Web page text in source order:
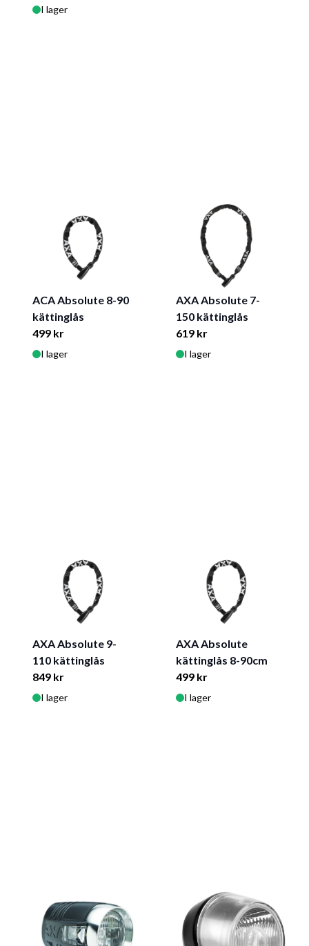
I lager
ACA Absolute 8-90
kättinglås
499 kr
I lager
AXA Absolute 7-
150 kättinglås
619 kr
I lager
AXA Absolute 9-
110 kättinglås
849 kr
I lager
AXA Absolute
kättinglås 8-90cm
499 kr
I lager